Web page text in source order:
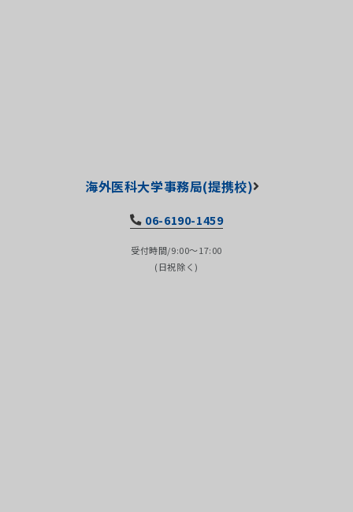
海外医科大学事務局(提携校)
06-6190-1459
受付時間/9:00～17:00
(日祝除く)